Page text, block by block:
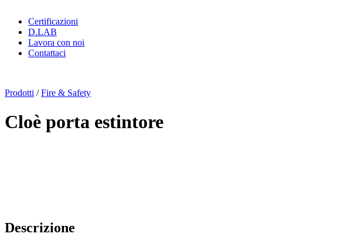
Certificazioni
D.LAB
Lavora con noi
Contattaci
Prodotti /Fire & Safety
Cloè porta estintore
Descrizione